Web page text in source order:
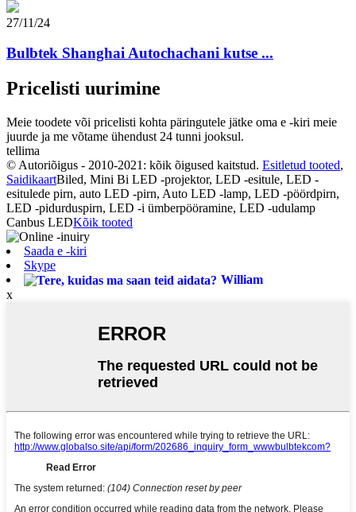
27/11/24
Bulbtek Shanghai Autochachani kutse ...
Pricelisti uurimine
Meie toodete või pricelisti kohta päringutele jätke oma e -kiri meie
juurde ja me võtame ühendust 24 tunni jooksul.
tellima
© Autoriõigus - 2010-2021: kõik õigused kaitstud. Esitletud tooted,
SaidikaartBiled, Mini Bi LED -projektor, LED -esitule, LED -
esitulede pirn, auto LED -pirn, Auto LED -lamp, LED -pöördpirn,
LED -pidurduspirn, LED -i ümberpööramine, LED -udulamp
Canbus LEDKõik tooted
Saada e -kiri
Skype
William
x